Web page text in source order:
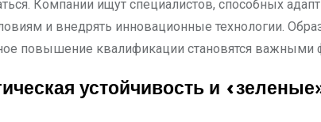
Компании ищут специалистов, способных
и внедрять инновационные технологии.
повышение квалификации становятся важными
устойчивость и